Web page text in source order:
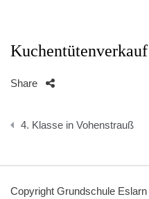
Share
4. Klasse in Vohenstrauß
Copyright Grundschule Eslarn